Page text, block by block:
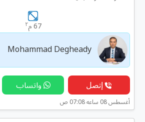
67 م ٢
Mohammad Degheady
إتصل واتساب
أغسطس 08 ساعه 07:08 ص